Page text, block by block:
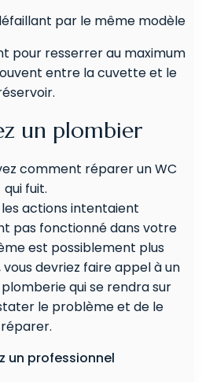
par le même modèle
pour resserrer au maximum
entre la cuvette et le
un plombier
comment réparer un WC
qui fuit.
actions intentaient
pas fonctionné dans votre
est possiblement plus
devriez faire appel à un
qui se rendra sur
le problème et de le
réparer.
un professionnel